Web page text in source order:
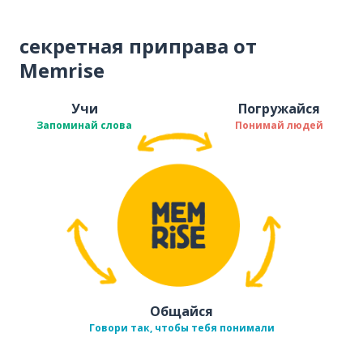
секретная приправа от
Memrise
Учи
Запоминай слова
Погружайся
Понимай людей
Общайся
Говори так, чтобы тебя понимали